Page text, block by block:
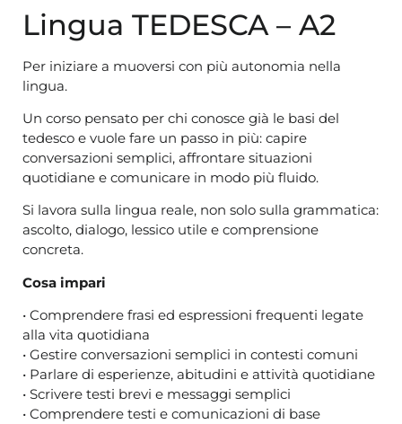
Lingua TEDESCA – A2
Per iniziare a muoversi con più autonomia nella
lingua.
Un corso pensato per chi conosce già le basi del
tedesco e vuole fare un passo in più: capire
conversazioni semplici, affrontare situazioni
quotidiane e comunicare in modo più fluido.
Si lavora sulla lingua reale, non solo sulla grammatica:
ascolto, dialogo, lessico utile e comprensione
concreta.
Cosa impari
• Comprendere frasi ed espressioni frequenti legate
alla vita quotidiana
• Gestire conversazioni semplici in contesti comuni
• Parlare di esperienze, abitudini e attività quotidiane
• Scrivere testi brevi e messaggi semplici
• Comprendere testi e comunicazioni di base